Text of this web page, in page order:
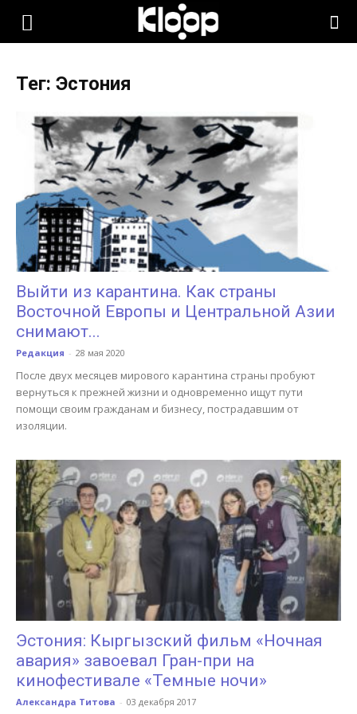
KLOOP.KG
Новости
Кыргызстана
Тег: Эстония
Выйти из карантина. Как страны
Восточной Европы и Центральной Азии
снимают...
Редакция - 28 мая 2020
После двух месяцев мирового карантина страны пробуют
вернуться к прежней жизни и одновременно ищут пути
помощи своим гражданам и бизнесу, пострадавшим от
изоляции.
Эстония: Кыргызский фильм «Ночная
авария» завоевал Гран-при на
кинофестивале «Темные ночи»
Александра Титова - 03 декабря 2017